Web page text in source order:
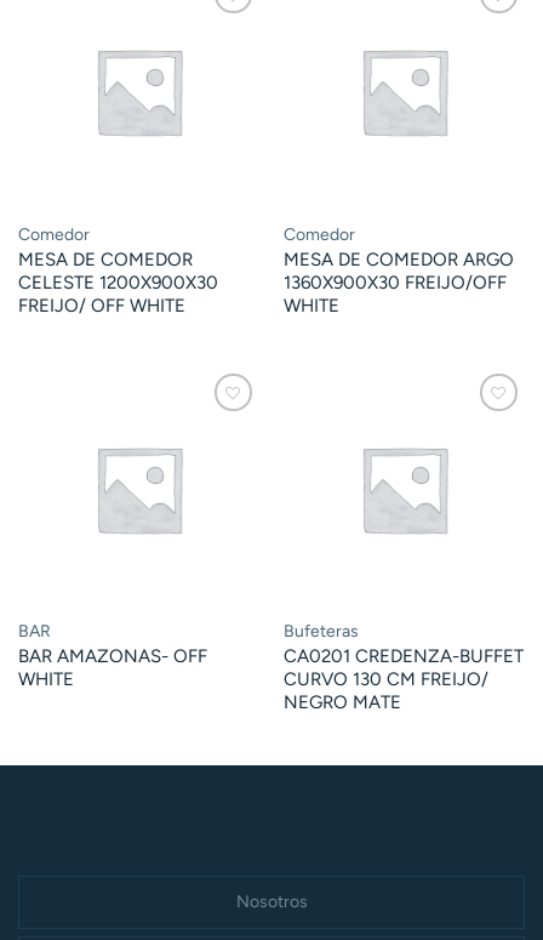
Comedor
MESA DE COMEDOR
CELESTE 1200X900X30
FREIJO/ OFF WHITE
Comedor
MESA DE COMEDOR ARGO
1360X900X30 FREIJO/OFF
WHITE
BAR
BAR AMAZONAS- OFF
WHITE
Bufeteras
CA0201 CREDENZA-BUFFET
CURVO 130 CM FREIJO/
NEGRO MATE
Nosotros